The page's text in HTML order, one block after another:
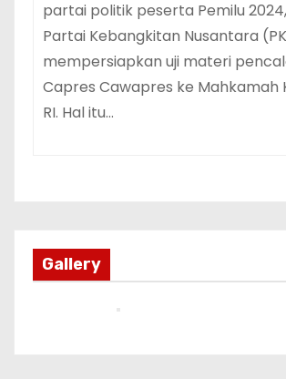
partai politik peserta Pemilu
Partai Kebangkitan Nusantara
mempersiapkan uji materi
Capres Cawapres ke Mahkamah
RI. Hal itu…
Gallery